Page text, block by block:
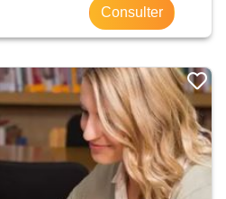
Consulter